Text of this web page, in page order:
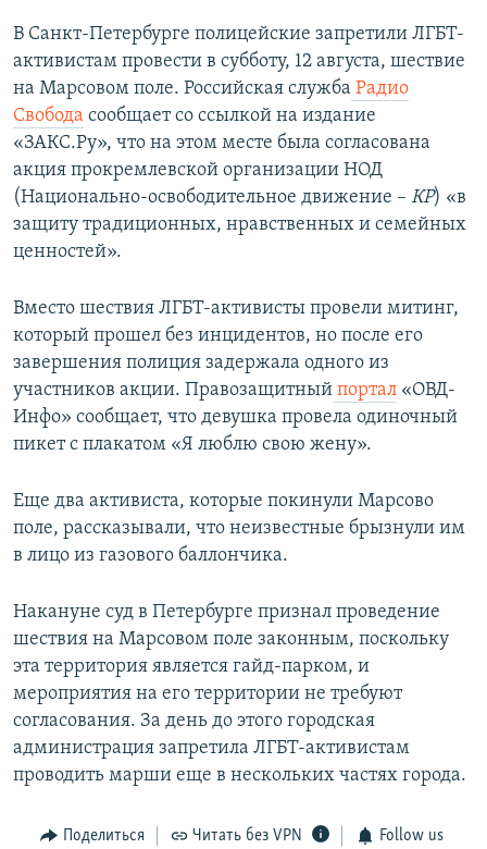
В Санкт-Петербурге полицейские запретили ЛГБТ-
активистам провести в субботу, 12 августа, шествие
на Марсовом поле. Российская служба Радио
Свобода сообщает со ссылкой на издание
«ЗАКС.Ру», что на этом месте была согласована
акция прокремлевской организации НОД
(Национально-освободительное движение – КР) «в
защиту традиционных, нравственных и семейных
ценностей».
Вместо шествия ЛГБТ-активисты провели митинг,
который прошел без инцидентов, но после его
завершения полиция задержала одного из
участников акции. Правозащитный портал «ОВД-
Инфо» сообщает, что девушка провела одиночный
пикет с плакатом «Я люблю свою жену».
Еще два активиста, которые покинули Марсово
поле, рассказывали, что неизвестные брызнули им
в лицо из газового баллончика.
Накануне суд в Петербурге признал проведение
шествия на Марсовом поле законным, поскольку
эта территория является гайд-парком, и
мероприятия на его территории не требуют
согласования. За день до этого городская
администрация запретила ЛГБТ-активистам
проводить марши еще в нескольких частях города.
Поделиться Читать без VPN Follow us